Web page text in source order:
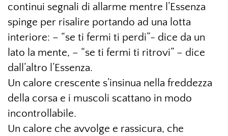
continui segnali di allarme mentre l’Essenza
spinge per risalire portando ad una lotta
interiore: – “se ti fermi ti perdi”- dice da un
lato la mente, – “se ti fermi ti ritrovi” – dice
dall’altro l’Essenza.
Un calore crescente s’insinua nella freddezza
della corsa e i muscoli scattano in modo
incontrollabile.
Un calore che avvolge e rassicura, che